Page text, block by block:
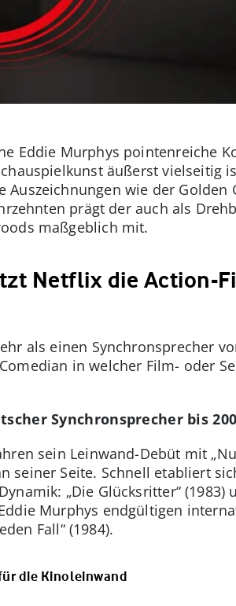
Eddie Murphys pointenreiche
äußerst vielseitig
wie der Golden
prägt der auch als
maßgeblich mit.
Netflix die Action-
als einen Synchronsprecher
in welcher Film- oder
Synchronsprecher bis
sein Leinwand-Debüt mit
seiner Seite. Schnell etabliert
„Die Glücksritter“ (1983)
Murphys endgültigen
Fall“ (1984).
die Kinoleinwand